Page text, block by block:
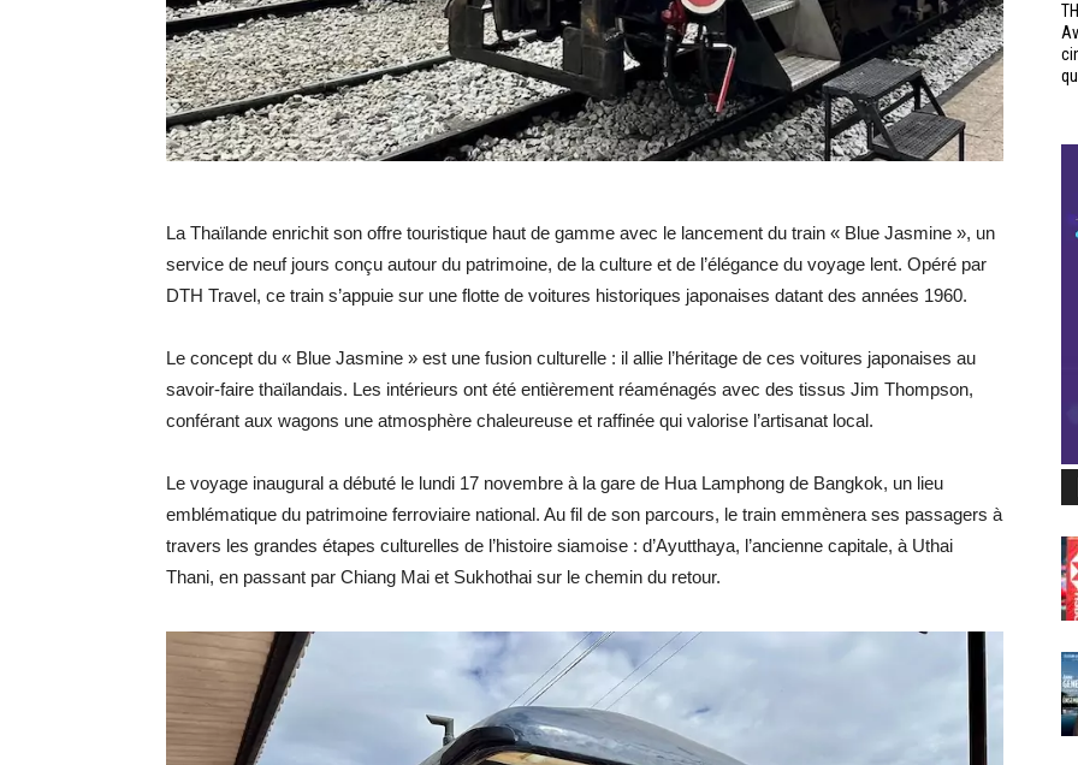
La Thaïlande enrichit son offre touristique haut de gamme avec le lancement du train « Blue Jasmine », un
service de neuf jours conçu autour du patrimoine, de la culture et de l’élégance du voyage lent. Opéré par
DTH Travel, ce train s’appuie sur une flotte de voitures historiques japonaises datant des années 1960.
Le concept du « Blue Jasmine » est une fusion culturelle : il allie l’héritage de ces voitures japonaises au
savoir-faire thaïlandais. Les intérieurs ont été entièrement réaménagés avec des tissus Jim Thompson,
conférant aux wagons une atmosphère chaleureuse et raffinée qui valorise l’artisanat local.
Le voyage inaugural a débuté le lundi 17 novembre à la gare de Hua Lamphong de Bangkok, un lieu
emblématique du patrimoine ferroviaire national. Au fil de son parcours, le train emmènera ses passagers à
travers les grandes étapes culturelles de l’histoire siamoise : d’Ayutthaya, l’ancienne capitale, à Uthai
Thani, en passant par Chiang Mai et Sukhothai sur le chemin du retour.